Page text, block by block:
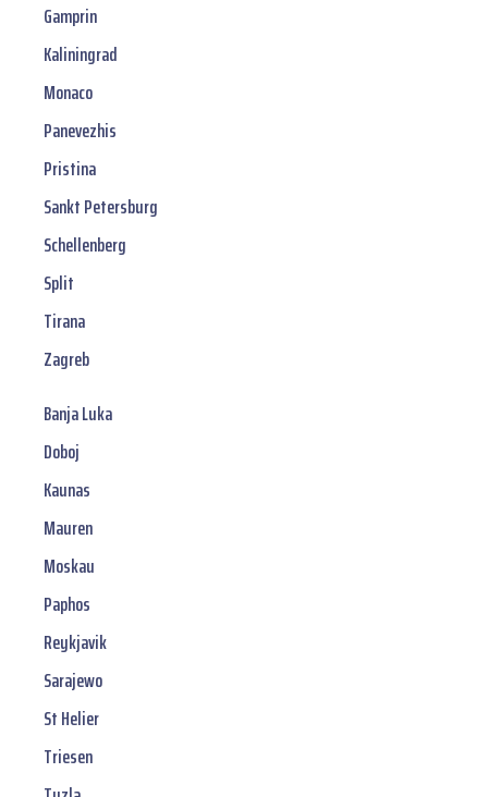
Gamprin
Kaliningrad
Monaco
Panevezhis
Pristina
Sankt Petersburg
Schellenberg
Split
Tirana
Zagreb
Banja Luka
Doboj
Kaunas
Mauren
Moskau
Paphos
Reykjavik
Sarajewo
St Helier
Triesen